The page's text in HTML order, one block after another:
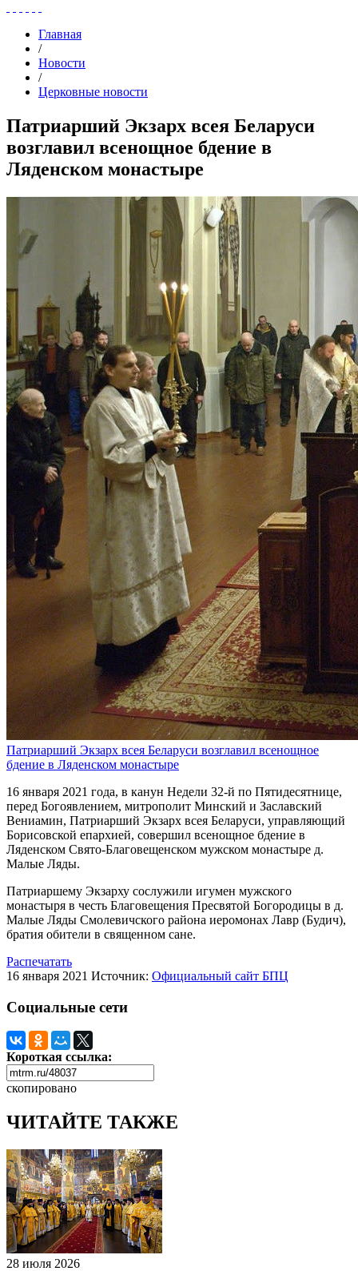
Главная
/
Новости
/
Церковные новости
Патриарший Экзарх всея Беларуси
возглавил всенощное бдение в
Ляденском монастыре
Патриарший Экзарх всея Беларуси возглавил всенощное
бдение в Ляденском монастыре
16 января 2021 года, в канун Недели 32-й по Пятидесятнице,
перед Богоявлением, митрополит Минский и Заславский
Вениамин, Патриарший Экзарх всея Беларуси, управляющий
Борисовской епархией, совершил всенощное бдение в
Ляденском Свято-Благовещенском мужском монастыре д.
Малые Ляды.
Патриаршему Экзарху сослужили игумен мужского
монастыря в честь Благовещения Пресвятой Богородицы в д.
Малые Ляды Смолевичского района иеромонах Лавр (Будич),
братия обители в священном сане.
Распечатать
16 января 2021 Источник: Официальный сайт БПЦ
Социальные сети
Короткая ссылка:
скопировано
ЧИТАЙТЕ ТАКЖЕ
28 июля 2026